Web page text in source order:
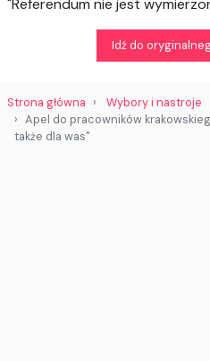
"Referendum nie jest
Idź do
Strona główna
Wybory i nastroje
Apel do pracowników
także dla was"